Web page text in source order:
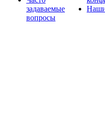
задаваемые
вопросы